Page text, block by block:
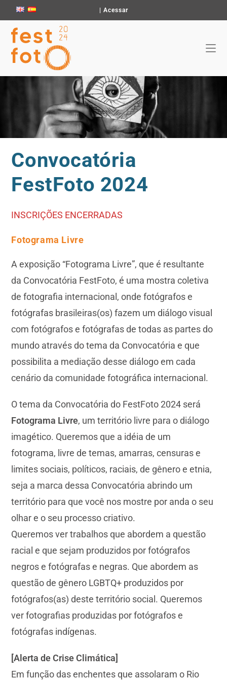
Acessar
Convocatória
FestFoto 2024
INSCRIÇÕES ENCERRADAS
Fotograma Livre
A exposição “Fotograma Livre”, que é resultante
da Convocatória FestFoto, é uma mostra coletiva
de fotografia internacional, onde fotógrafos e
fotógrafas brasileiras(os) fazem um diálogo visual
com fotógrafos e fotógrafas de todas as partes do
mundo através do tema da Convocatória e que
possibilita a mediação desse diálogo em cada
cenário da comunidade fotográfica internacional.
O tema da Convocatória do FestFoto 2024 será
Fotograma Livre, um território livre para o diálogo
imagético. Queremos que a idéia de um
fotograma, livre de temas, amarras, censuras e
limites sociais, políticos, raciais, de gênero e etnia,
seja a marca dessa Convocatória abrindo um
território para que você nos mostre por anda o seu
olhar e o seu processo criativo.
Queremos ver trabalhos que abordem a questão
racial e que sejam produzidos por fotógrafos
negros e fotógrafas e negras. Que abordem as
questão de gênero LGBTQ+ produzidos por
fotógrafos(as) deste território social. Queremos
ver fotografias produzidas por fotógrafos e
fotógrafas indígenas.
[Alerta de Crise Climática]
Em função das enchentes que assolaram o Rio